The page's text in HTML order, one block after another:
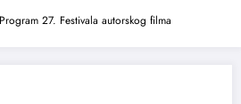
Program 27. Festivala autorskog filma